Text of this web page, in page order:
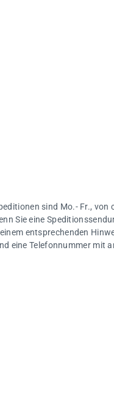
sind Mo.- Fr., von
Sie eine
entsprechenden
eine Telefonnummer mit